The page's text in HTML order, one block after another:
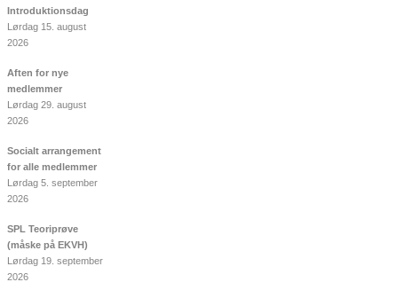
Introduktionsdag
Lørdag 15. august
2026
Aften for nye
medlemmer
Lørdag 29. august
2026
Socialt arrangement
for alle medlemmer
Lørdag 5. september
2026
SPL Teoriprøve
(måske på EKVH)
Lørdag 19. september
2026